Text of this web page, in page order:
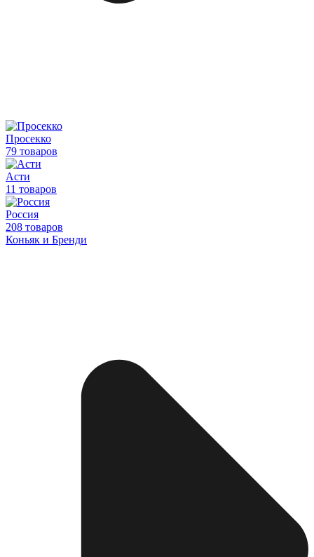
Просекко
79 товаров
Асти
11 товаров
Россия
208 товаров
Коньяк и Бренди